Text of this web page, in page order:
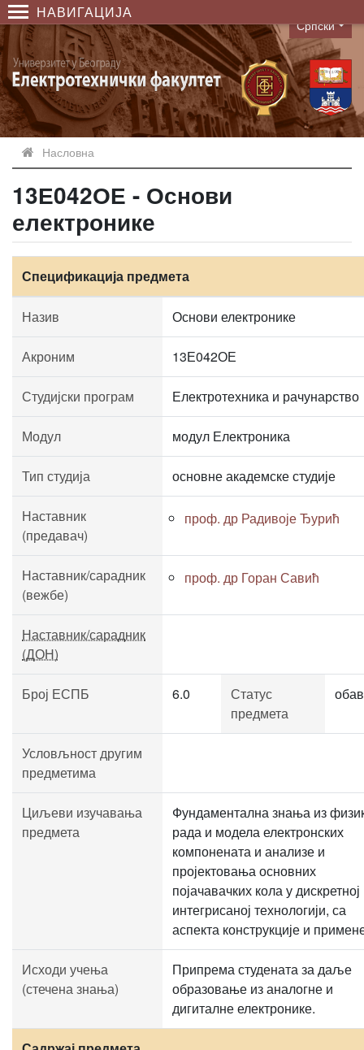
НАВИГАЦИЈА
Language
Српски
Насловна
13Е042ОЕ - Основи
електронике
Спецификација предмета
Назив Основи електронике
Акроним 13Е042ОЕ
Студијски програм Електротехника и рачунарство
Модул модул Електроника
Тип студија основне академске студије
Наставник
(предавач)
проф. др Радивоје Ђурић
Наставник/сарадник
(вежбе)
проф. др Горан Савић
Наставник/сарадник
(ДОН)
Број ЕСПБ 6.0
Статус
предмета
Условљност другим
предметима
Циљеви изучавања
предмета
Фундаментална знања из
рада и модела електронских
компонената и анализе и
пројектовања основних
појачавачких кола у дискретној
интегрисаној технологији, са
аспекта конструкције и
Исходи учења
(стечена знања)
Припрема студената за даље
образовање из аналогне и
дигиталне електронике.